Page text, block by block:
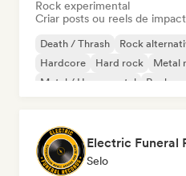
Rock experimental
Criar posts ou reels de
Death / Thrash Rock
Hardcore
Hard rock
Metal
Metal / Heavy metal
Rock
Electric Funeral
Selo